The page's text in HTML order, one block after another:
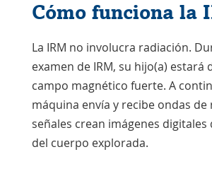
Cómo funciona la
La IRM no involucra radiación.
examen de IRM, su hijo(a) estará
campo magnético fuerte. A
máquina envía y recibe ondas de
señales crean imágenes digitales
del cuerpo explorada.